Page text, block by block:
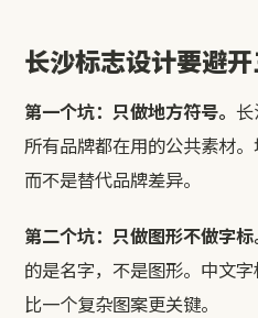
长沙标志设计要避
第一个坑：只做地方符号。
所有品牌都在用的公共素材。
而不是替代品牌差异。
第二个坑：只做图形不做字
的是名字，不是图形。中文字
比一个复杂图案更关键。